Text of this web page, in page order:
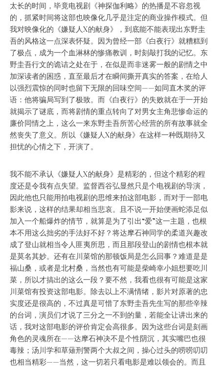
太长的时间，毕竟电视剧《神探伽利略》的热播是不容忽视
的，抓紧时间将这部也映像化几乎是注定的商业操作模式。但
我对映像化的《嫌疑人X的献身》，到底能不能表现出东野圭
吾的风格这一点深表怀疑。因为曾经一部《白夜行》就糟糕到
了极点，成为一个血淋林的惨痛教训，时刻敲打我的记忆。东
野圭吾行文的诡诘之处在于，在似是而非迷雾一般的剧情之中
加深读者的困惑，直至最后才在瞬间撕开真实的答案，在给人
以强烈震惊的同时也留下无限的回味空间——如同直木奖的评
语：他将骗局写到了极致。而《白夜行》的失败就在于一开始
就揭示了谜底，而将剧情的重点转向了对男女主角悲惨命运的
廉价同情之上，这么一来东野圭吾所苦心经营的所有故事就全
然丧失了意义。所以《嫌疑人X的献身》在这样一种既期待又
担忧的心情之下，开演了。
我不能不承认《嫌疑人X的献身》是精彩的，但这个精彩的程
度还是令我有点失望。监督西谷弘显然只是个电视剧的导演，
因此他也只能用拍电视剧的思维来拍这部电影，而对于一部电
影来说，这样的结果却相当悲哀。且不说一开始便画蛇添足似
加入一个船爆炸的情节，就算是为了引出“爱”这一主题，也根
本不用这么拙劣的手法好不好？将达摩石神同学的柔道兴趣改
成了登山就相当令人匪夷所思，而且那段登山的剧情也根本就
是莫名其妙。还有在川菜馆的那顿饭局是怎么回事？难道是是
福山桑，或者是北村桑，当然也有可能是柴崎幸小姐想要吃川
菜，所以才搞出的这么一段？要不然，我看也很有可能是这家
川菜馆有投资这部电影。除去以上不满情绪，影片对原著的忠
实度还是很高的，不过真是可惜了东野圭吾先生写的那些辛辣
的台词，演员们才说了三分之一不到的量，若能全让讲出来的
话，我对这部电影的评价肯定会高很多。因为这些台词是刻画
角色的灵魂所在——达摩石神决不是个性阴沉，其实嘴巴也很
毒辣；汤川学和草薙刑警两个大叔之间，操心过头的唠唠叨叨
也相当精彩——当然，这一切若只看电影是难以领会的。而且